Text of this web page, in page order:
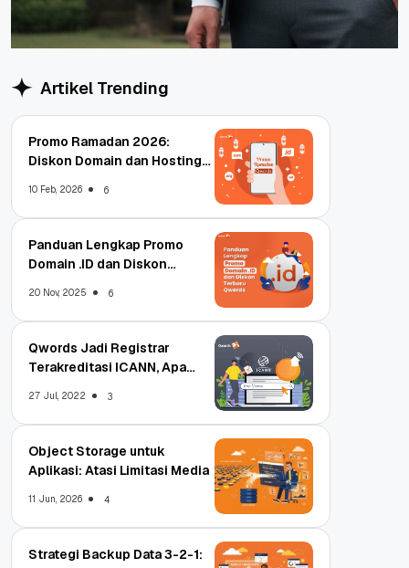
Artikel Trending
Promo Ramadan 2026:
Diskon Domain dan Hosting
10 Feb, 2026 6
Panduan Lengkap Promo
Domain .ID dan Diskon
20 Nov, 2025 6
Qwords Jadi Registrar
Terakreditasi ICANN, Apa
27 Jul, 2022 3
Object Storage untuk
Aplikasi: Atasi Limitasi Media
11 Jun, 2026 4
Strategi Backup Data 3-2-1: